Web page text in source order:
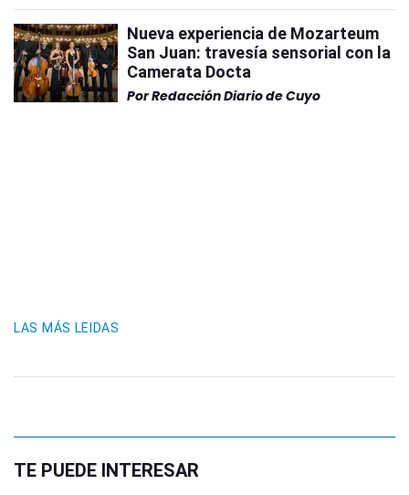
Nueva experiencia de Mozarteum
San Juan: travesía sensorial con la
Camerata Docta
PorRedacción Diario de Cuyo
LAS MÁS LEIDAS
TE PUEDE INTERESAR